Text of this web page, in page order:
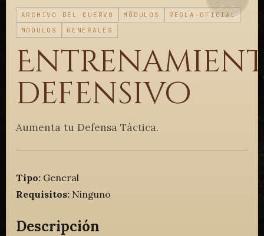
ARCHIVO DEL CUERVO MÓDULOS
REGLA-OFICIAL
MODULOS
GENERALES
defensivo
Aumenta tu Defensa Táctica.
Tipo: General
Requisitos: Ninguno
Descripción